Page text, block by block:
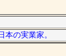
本の実業家。